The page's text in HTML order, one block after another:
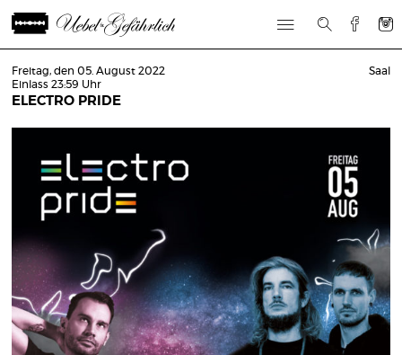
Freitag, den 05. August 2022
Einlass 23:59 Uhr
ELECTRO PRIDE
Saal